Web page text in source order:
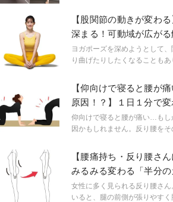
ランド「B-Home」から新作が
【股関節の動きが変わ
深まる！可動域が広が
動かし方」
ヨガポーズを深めようとして
り曲げたりしたくなることもあ
効果的にほぐして、安全に本
剖学的動かし方をぜひ覚えまし
【仰向けで寝ると腰が
原因！？】１日１分で
ストレッチ２選
仰向けで寝ると腰が痛い…もし
因かもしれません。反り腰をそ
います。 今回は、反り腰を改
紹介します。
【腰痛持ち・反り腰さ
みるみる変わる「半分の
女性に多く見られる反り腰さ
いると、腿の前側が張りやすく